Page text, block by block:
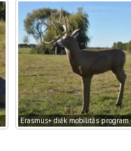
Erasmus+ diák mobilitás